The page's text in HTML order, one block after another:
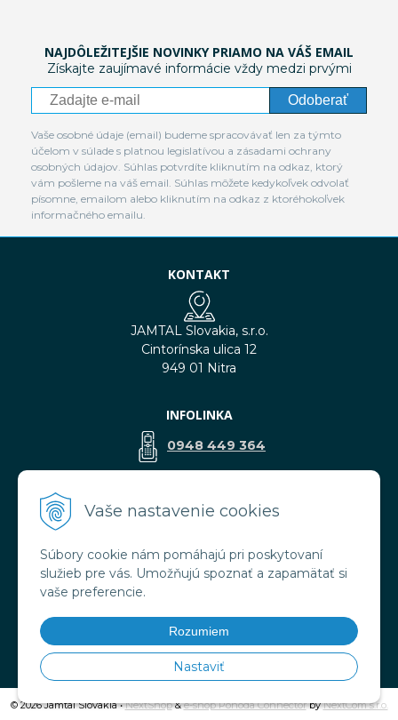
Vaše nastavenie cookies
Súbory cookie nám pomáhajú pri poskytovaní
služieb pre vás. Umožňujú spoznať a zapamätať si
vaše preferencie.
Rozumiem
Nastaviť
NAJDÔLEŽITEJŠIE NOVINKY PRIAMO NA VÁŠ EMAIL
Získajte zaujímavé informácie vždy medzi prvými
Odoberať
Vaše osobné údaje (email) budeme spracovávať len za týmto
účelom v súlade s platnou legislatívou a zásadami ochrany
osobných údajov. Súhlas potvrdíte kliknutím na odkaz, ktorý
vám pošleme na váš email. Súhlas môžete kedykoľvek odvolať
písomne, emailom alebo kliknutím na odkaz z ktoréhokoľvek
informačného emailu.
KONTAKT
JAMTAL Slovakia, s.r.o.
Cintorínska ulica 12
949 01 Nitra
INFOLINKA
0948 449 364
VŠETKO O NÁKUPE
Obchodné podmienky
Doprava a platba
Ochrana osobných údajov
© 2026 Jamtal Slovakia •NextShop&e-shop Pohoda ConnectorbyNextCom s.r.o.